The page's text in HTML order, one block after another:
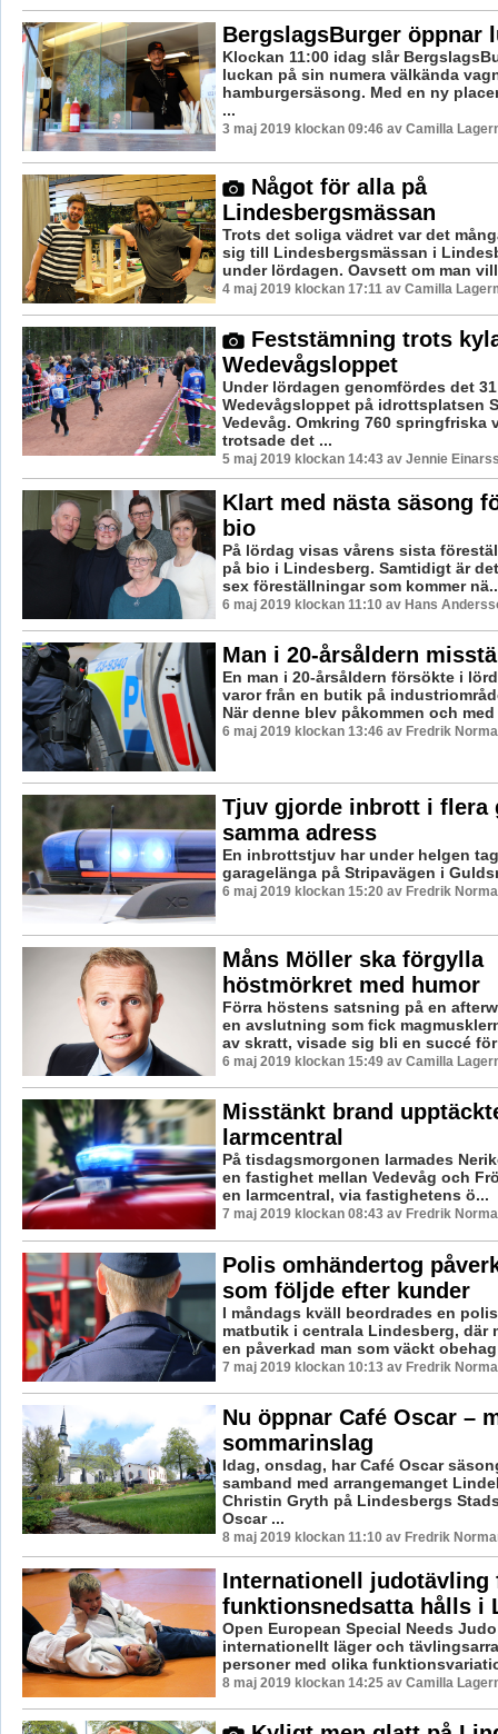
BergslagsBurger öppnar
Klockan 11:00 idag slår
luckan på sin numera välkända
hamburgersäsong. Med en ny
...
3 maj 2019 klockan 09:46 av Camilla
Något för alla på
Lindesbergsmässan
Trots det soliga vädret var det
sig till Lindesbergsmässan i
under lördagen. Oavsett om man
4 maj 2019 klockan 17:11 av Camilla
Feststämning trots
Wedevågsloppet
Under lördagen genomfördes det
Wedevågsloppet på idrottsplatsen
Vedevåg. Omkring 760 springfriska
trotsade det ...
5 maj 2019 klockan 14:43 av Jennie
Klart med nästa säsong
bio
På lördag visas vårens sista
på bio i Lindesberg. Samtidigt är
sex föreställningar som kommer
6 maj 2019 klockan 11:10 av Hans
Man i 20-årsåldern
En man i 20-årsåldern försökte i
varor från en butik på
När denne blev påkommen och med
6 maj 2019 klockan 13:46 av Fredrik
Tjuv gjorde inbrott i flera
samma adress
En inbrottstjuv har under helgen
garagelänga på Stripavägen i
6 maj 2019 klockan 15:20 av Fredrik
Måns Möller ska förgylla
höstmörkret med humor
Förra höstens satsning på en
en avslutning som fick
av skratt, visade sig bli en succé
6 maj 2019 klockan 15:49 av Camilla
Misstänkt brand
larmcentral
På tisdagsmorgonen larmades
en fastighet mellan Vedevåg och
en larmcentral, via fastighetens ö...
7 maj 2019 klockan 08:43 av Fredrik
Polis omhändertog
som följde efter kunder
I måndags kväll beordrades en
matbutik i centrala Lindesberg, där
en påverkad man som väckt
7 maj 2019 klockan 10:13 av Fredrik
Nu öppnar Café Oscar –
sommarinslag
Idag, onsdag, har Café Oscar
samband med arrangemanget
Christin Gryth på Lindesbergs
Oscar ...
8 maj 2019 klockan 11:10 av Fredrik
Internationell judotävling
funktionsnedsatta hålls i
Open European Special Needs
internationellt läger och
personer med olika
8 maj 2019 klockan 14:25 av Camilla